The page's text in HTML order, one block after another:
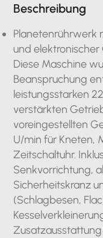
Beschreibung
Planetenrührwerk
und
Diese Maschine
Beanspruchung
leistungsstarken
verstärkten
voreingestellten
U/min für Kneten,
Zeitschaltuhr.
Senkvorrichtung,
Sicherheitskranz
(Schlagbesen,